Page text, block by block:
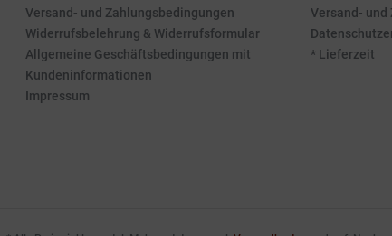
Versand- und Zahlungsbedingungen
Widerrufsbelehrung & Widerrufsformular
Allgemeine Geschäftsbedingungen mit
Kundeninformationen
Impressum
Versand- und
* Lieferzeit